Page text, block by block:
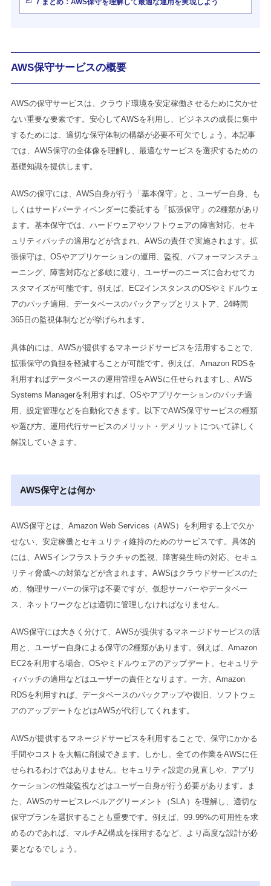
AWS保守サービスの概要
AWSの保守サービスは、クラウド環境を安定稼働させるために欠かせ
ない重要な要素です。安心してAWSを利用し、ビジネスの成長に集中
するためには、適切な保守体制の構築が必要不可欠でしょう。本記事
では、AWS保守の全体像を理解し、最適なサービスを選択するための
基礎知識を提供します。
AWSの保守には、AWS自身が行う「基本保守」と、ユーザー自身、も
しくはサードパーティベンダーに委託する「拡張保守」の2種類があり
ます。基本保守では、ハードウェアやソフトウェアの障害対応、セキ
ュリティパッチの適用などが含まれ、AWSの責任で実施されます。拡
張保守は、OSやアプリケーションの運用、監視、パフォーマンスチュ
ーニング、障害対応など多岐に渡り、ユーザーのニーズに合わせてカ
スタマイズが可能です。例えば、EC2インスタンスのOSやミドルウェ
アのパッチ適用、データベースのバックアップとリストア、24時間
365日の監視体制などが挙げられます。
具体的には、AWSが提供するマネージドサービスを活用することで、
拡張保守の負担を軽減することが可能です。例えば、Amazon RDSを
利用すればデータベースの運用管理をAWSに任せられますし、AWS
Systems Managerを利用すれば、OSやアプリケーションのパッチ適
用、設定管理などを自動化できます。以下でAWS保守サービスの種類
や選び方、運用代行サービスのメリット・デメリットについて詳しく
解説していきます。
AWS保守とは何か
AWS保守とは、Amazon Web Services（AWS）を利用する上で欠か
せない、安定稼働とセキュリティ維持のためのサービスです。具体的
には、AWSインフラストラクチャの監視、障害発生時の対応、セキュ
リティ脅威への対策などが含まれます。AWSはクラウドサービスのた
め、物理サーバーの保守は不要ですが、仮想サーバーやデータベー
ス、ネットワークなどは適切に管理しなければなりません。
AWS保守には大きく分けて、AWSが提供するマネージドサービスの活
用と、ユーザー自身による保守の2種類があります。例えば、Amazon
EC2を利用する場合、OSやミドルウェアのアップデート、セキュリテ
ィパッチの適用などはユーザーの責任となります。一方、Amazon
RDSを利用すれば、データベースのバックアップや復旧、ソフトウェ
アのアップデートなどはAWSが代行してくれます。
AWSが提供するマネージドサービスを利用することで、保守にかかる
手間やコストを大幅に削減できます。しかし、全ての作業をAWSに任
せられるわけではありません。セキュリティ設定の見直しや、アプリ
ケーションの性能監視などはユーザー自身が行う必要があります。ま
た、AWSのサービスレベルアグリーメント（SLA）を理解し、適切な
保守プランを選択することも重要です。例えば、99.99%の可用性を求
めるのであれば、マルチAZ構成を採用するなど、より高度な設計が必
要となるでしょう。